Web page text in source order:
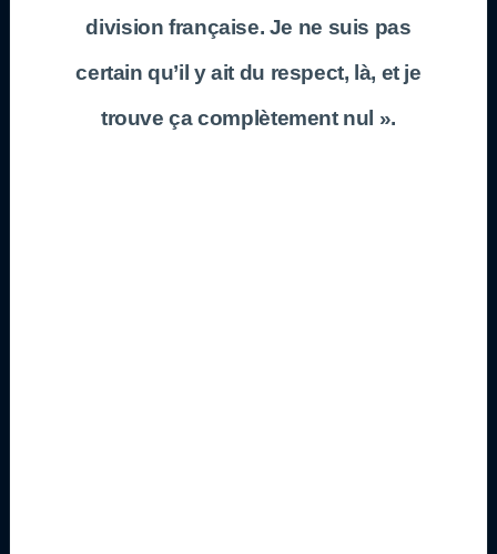
division française. Je ne suis pas
certain qu’il y ait du respect, là, et je
trouve ça complètement nul ».